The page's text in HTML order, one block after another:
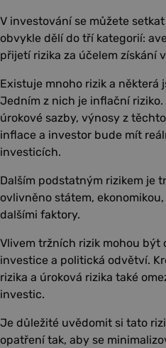
V investování se můžete
obvykle dělí do tří kategorií:
přijetí rizika za účelem získání
Existuje mnoho rizik a některá
Jedním z nich je inflační
úrokové sazby, výnosy z
inflace a investor bude mít
investicích.
Dalším podstatným rizikem je
ovlivněno státem,
dalšími faktory.
Vlivem tržních rizik mohou být
investice a politická odvětví.
rizika a úroková rizika také
investic.
Je důležité uvědomit si tato
opatření tak, aby se